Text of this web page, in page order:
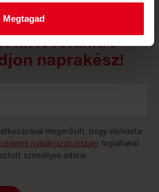
Megtagad
hírlevelünkre
naprakész!
megerősíti, hogy elolvasta
nyilaktozatunkban foglaltakat
személyes adatai